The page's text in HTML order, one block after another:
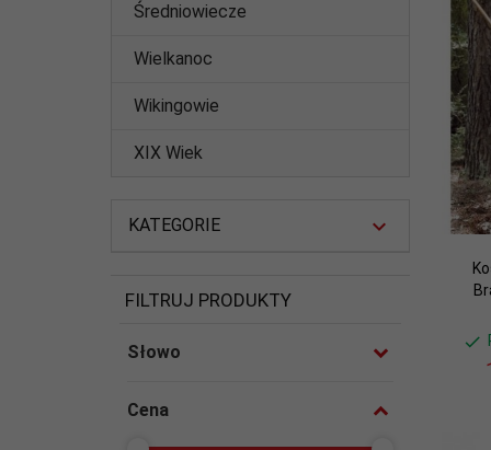
Średniowiecze
Wielkanoc
Wikingowie
XIX Wiek
KATEGORIE
FILTRUJ PRODUKTY
Słowo
Cena